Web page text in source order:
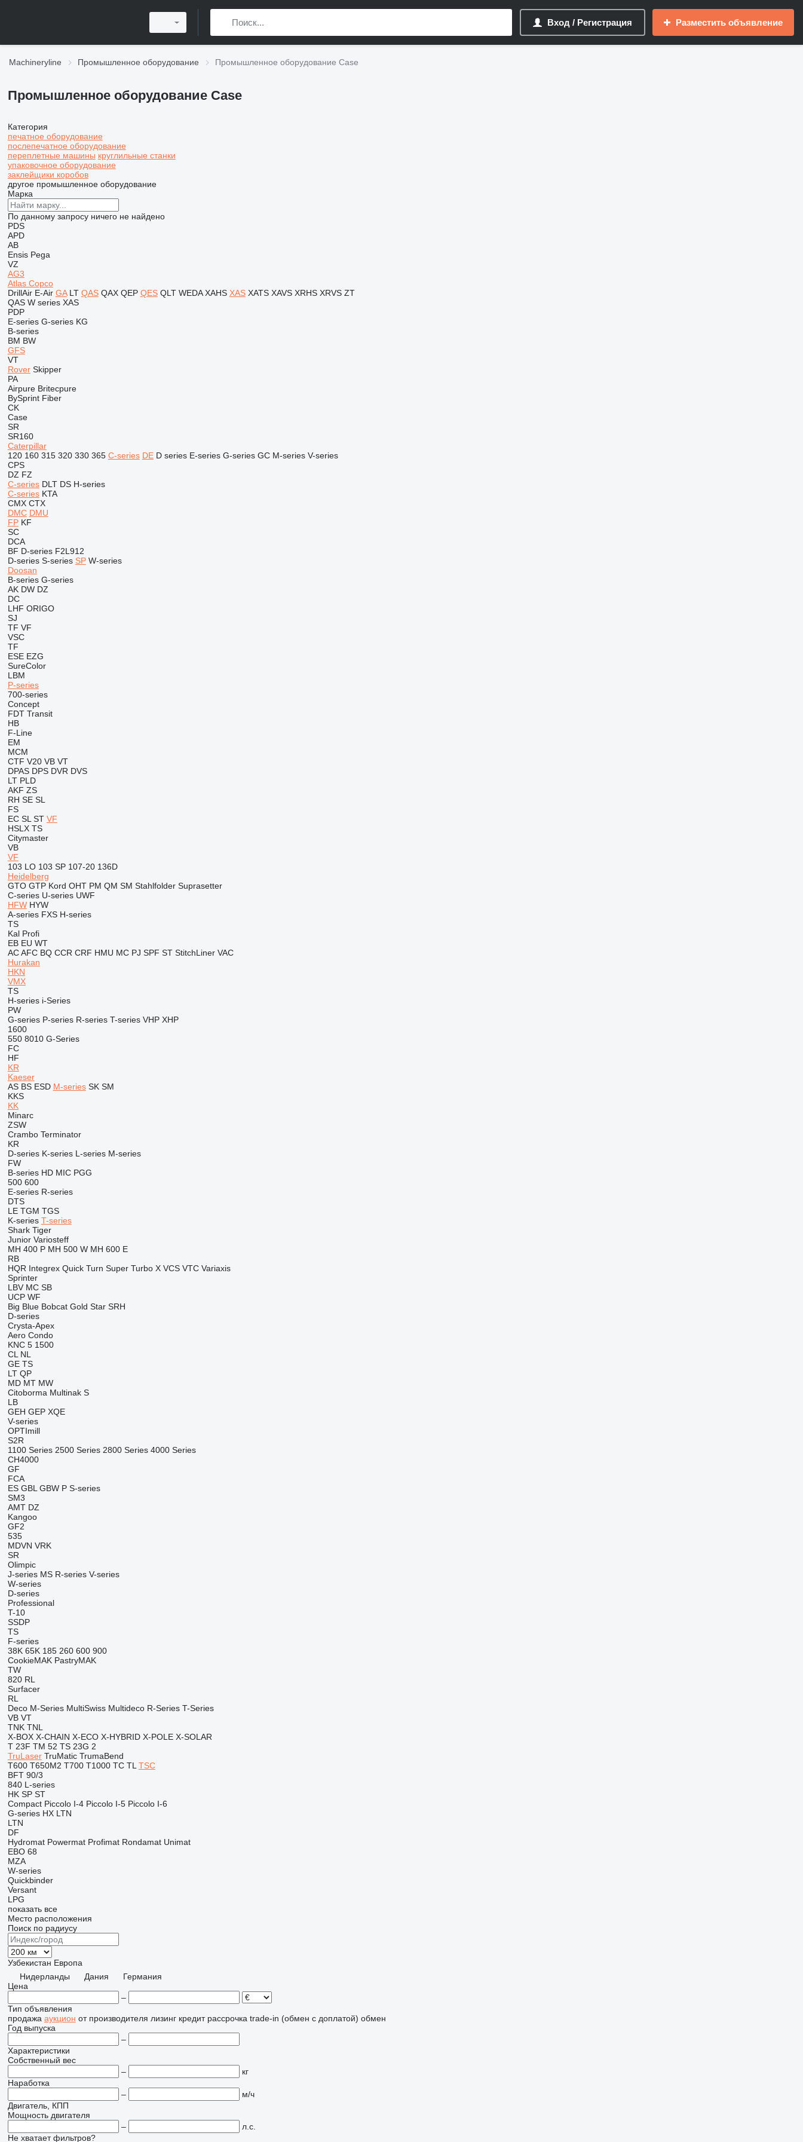
Вход / Регистрация Разместить объявление
Machineryline Промышленное оборудование Промышленное оборудование Case
Промышленное оборудование Case
Категория
печатное оборудование
послепечатное оборудование
переплетные машины круглильные станки
упаковочное оборудование
заклейщики коробов
другое промышленное оборудование
Марка
По данному запросу ничего не найдено
PDS
APD
AB
Ensis Pega
VZ
AG3
Atlas Copco
DrillAir E-Air GA LT QAS QAX QEP QES QLT WEDA XAHS XAS XATS XAVS XRHS XRVS ZT
QAS W series XAS
PDP
E-series G-series KG
B-series
BM BW
GFS
VT
Rover Skipper
PA
Airpure Britecpure
BySprint Fiber
CK
Case
SR
SR160
Caterpillar
120 160 315 320 330 365 C-series DE D series E-series G-series GC M-series V-series
CPS
DZ FZ
C-series DLT DS H-series
C-series KTA
CMX CTX
DMC DMU
FP KF
SC
DCA
BF D-series F2L912
D-series S-series SP W-series
Doosan
B-series G-series
AK DW DZ
DC
LHF ORIGO
SJ
TF VF
VSC
TF
ESE EZG
SureColor
LBM
P-series
700-series
Concept
FDT Transit
HB
F-Line
EM
MCM
CTF V20 VB VT
DPAS DPS DVR DVS
LT PLD
AKF ZS
RH SE SL
FS
EC SL ST VF
HSLX TS
Citymaster
VB
VF
103 LO 103 SP 107-20 136D
Heidelberg
GTO GTP Kord OHT PM QM SM Stahlfolder Suprasetter
C-series U-series UWF
HFW HYW
A-series FXS H-series
TS
Kal Profi
EB EU WT
AC AFC BQ CCR CRF HMU MC PJ SPF ST StitchLiner VAC
Hurakan
HKN
VMX
TS
H-series i-Series
PW
G-series P-series R-series T-series VHP XHP
1600
550 8010 G-Series
FC
HF
KR
Kaeser
AS BS ESD M-series SK SM
KKS
KK
Minarc
ZSW
Crambo Terminator
KR
D-series K-series L-series M-series
FW
B-series HD MIC PGG
500 600
E-series R-series
DTS
LE TGM TGS
K-series T-series
Shark Tiger
Junior Variosteff
MH 400 P MH 500 W MH 600 E
RB
HQR Integrex Quick Turn Super Turbo X VCS VTC Variaxis
Sprinter
LBV MC SB
UCP WF
Big Blue Bobcat Gold Star SRH
D-series
Crysta-Apex
Aero Condo
KNC 5 1500
CL NL
GE TS
LT QP
MD MT MW
Citoborma Multinak S
LB
GEH GEP XQE
V-series
OPTImill
S2R
1100 Series 2500 Series 2800 Series 4000 Series
CH4000
GF
FCA
ES GBL GBW P S-series
SM3
AMT DZ
Kangoo
GF2
535
MDVN VRK
SR
Olimpic
J-series MS R-series V-series
W-series
D-series
Professional
T-10
SSDP
TS
F-series
38K 65K 185 260 600 900
CookieMAK PastryMAK
TW
820 RL
Surfacer
RL
Deco M-Series MultiSwiss Multideco R-Series T-Series
VB VT
TNK TNL
X-BOX X-CHAIN X-ECO X-HYBRID X-POLE X-SOLAR
T 23F TM 52 TS 23G 2
TruLaser TruMatic TrumaBend
T600 T650M2 T700 T1000 TC TL TSC
BFT 90/3
840 L-series
HK SP ST
Compact Piccolo I-4 Piccolo I-5 Piccolo I-6
G-series HX LTN
LTN
DF
Hydromat Powermat Profimat Rondamat Unimat
EBO 68
MZA
W-series
Quickbinder
Versant
LPG
показать все
Место расположения
Поиск по радиусу
Узбекистан Европа
Нидерланды
Дания
Германия
Цена
–
Тип объявления
продажа аукцион от производителя лизинг кредит рассрочка trade-in (обмен с доплатой) обмен
Год выпуска
–
Характеристики
Собственный вес
–
кг
Наработка
–
м/ч
Двигатель, КПП
Мощность двигателя
–
л.с.
Не хватает фильтров?